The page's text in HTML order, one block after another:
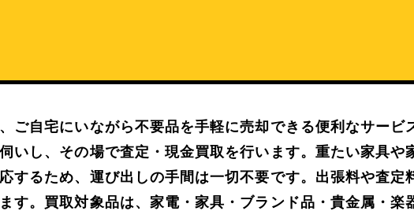
ご自宅にいながら不要品を手軽に売却できる便利なサービ
いし、その場で査定・現金買取を行います。重たい家具や
するため、運び出しの手間は一切不要です。出張料や査定
す。買取対象品は、家電・家具・ブランド品・貴金属・楽